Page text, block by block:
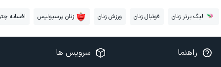
لیگ برتر زنان فوتبال زنان ورزش زنان زنان پرسپولیس افسانه
راهنما سرویس ها